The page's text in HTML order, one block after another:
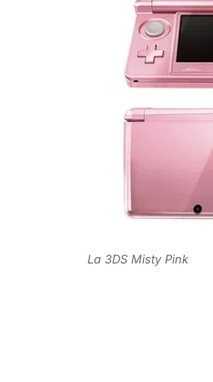
La 3DS Misty Pink